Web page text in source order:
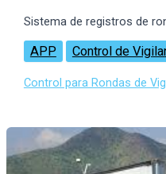
Sistema de registros de
APP Control de
Control para Rondas de